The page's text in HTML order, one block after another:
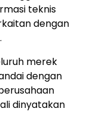
teknis
dengan
merek
dengan
dinyatakan